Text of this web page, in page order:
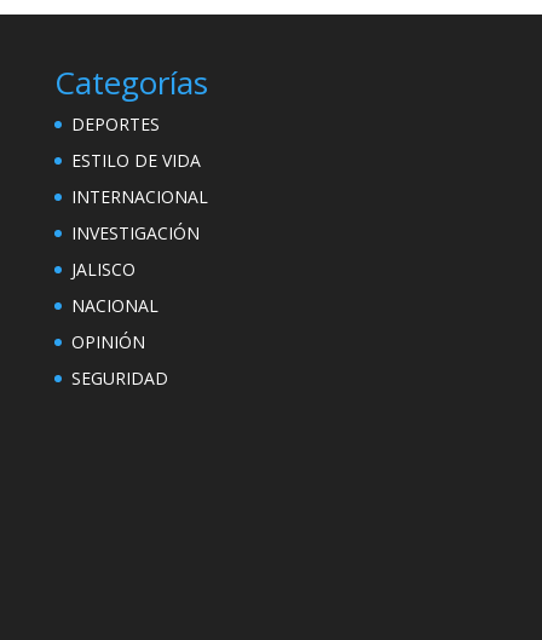
Categorías
DEPORTES
ESTILO DE VIDA
INTERNACIONAL
INVESTIGACIÓN
JALISCO
NACIONAL
OPINIÓN
SEGURIDAD